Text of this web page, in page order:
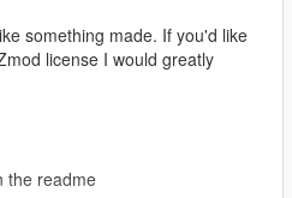
something made. If you'd like
license I would greatly
the readme